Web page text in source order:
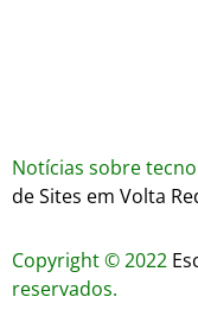
Notícias sobre
de Sites em Volta
Copyright © 2022
reservados.